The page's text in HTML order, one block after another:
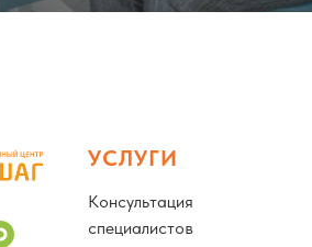
УСЛУГИ
Консультация
специалистов